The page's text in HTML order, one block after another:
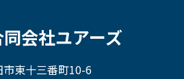
会社ユアーズ
市東十三番町10-6